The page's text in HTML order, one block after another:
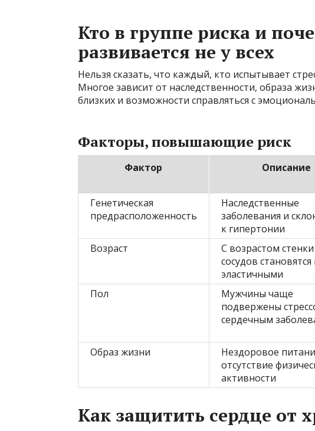
Кто в группе риска и
развивается не у всех
Нельзя сказать, что каждый, кто испытывает
Многое зависит от наследственности, образа
близких и возможности справляться с
Факторы, повышающие риск
Фактор Описание
Генетическая
предрасположенность
Наследственные
заболевания и
к гипертонии
Возраст
С возрастом стенки
сосудов
эластичными
Пол
Мужчины чаще
подвержены
сердечным
Образ жизни
Нездоровое
отсутствие
активности
Как защитить сердце от